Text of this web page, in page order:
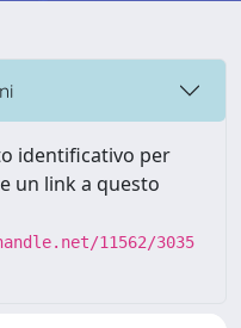
identificativo per
un link a questo
11562/3035